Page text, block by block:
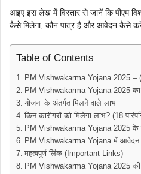
आइए इस लेख में विस्तार से जानें कि पीएम
कैसे मिलेगा, कौन पात्र है और आवेदन कैसे
Table of Contents
PM Vishwakarma Yojana 2025 –
PM Vishwakarma Yojana 2025 का
योजना के अंतर्गत मिलने वाले लाभ
किन कारीगरों को मिलेगा लाभ? (18
PM Vishwakarma Yojana 2025 के
PM Vishwakarma Yojana में
महत्वपूर्ण लिंक (Important Links)
PM Vishwakarma Yojana 2025 की